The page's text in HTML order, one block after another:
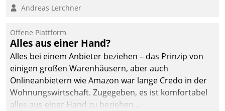
Andreas Lerchner
Offene Plattform
Alles aus einer Hand?
Alles bei einem Anbieter beziehen – das Prinzip von
einigen großen Warenhäusern, aber auch
Onlineanbietern wie Amazon war lange Credo in der
Wohnungswirtschaft. Zugegeben, es ist komfortabel
alles aus einer Hand zu beziehen...